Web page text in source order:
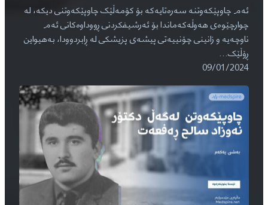
ئەم چاوپێکەوتنە سەرەتایەکە بۆ کۆمەڵێک چاوپێکەوتنی دیکە، لە
چوارچێوەی هەوڵەکەماندا بۆ ئەرشیفکردنی ڕووداوەکانی ئەم
ناوچەیە و زانینی چۆنییەتی پیشەی پزیشکی لە ڕابردوودا، بەهیواین
ڕۆڵێک…
09/01/2024